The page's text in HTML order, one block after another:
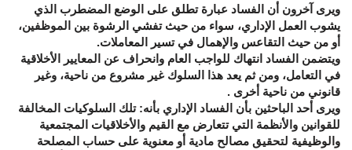
ويرى آخرون أن الفساد عبارة تطلق على الوضع المضطرب الذي
يشوب العمل الإداري، سواء من حيث تفشي الرشوة بين الموظفين،
أو من حيث التقاعس والإهمال في تسير المعاملات.
ويتضمن الفساد انتهاك للواجب العام وانحراف عن المعايير الأخلاقية
في التعامل، ومن ثم يعد هذا السلوك غير مشروع من ناحية، وغير
قانوني من ناحية أخرى .
ويرى أحد الباحثين بأن الفساد الإداري بأنه: تلك السلوكيات المخالفة
للقوانين والأنظمة التي تتعارض مع القيم والأخلاقيات المجتمعية
والوظيفية لتحقيق مصالح مادية أو معنوية على حساب المصلحة